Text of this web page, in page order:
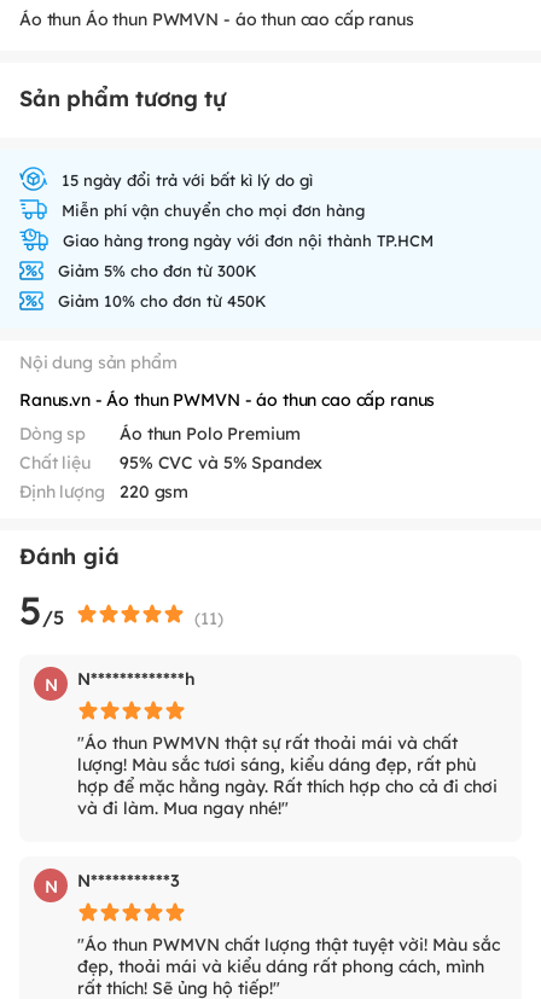
Áo thun Áo thun PWMVN - áo thun cao cấp ranus
Sản phẩm tương tự
15 ngày đổi trả với bất kì lý do gì
Miễn phí vận chuyển cho mọi đơn hàng
Giao hàng trong ngày với đơn nội thành TP.HCM
Giảm 5% cho đơn từ 300K
Giảm 10% cho đơn từ 450K
Nội dung sản phẩm
Ranus.vn - Áo thun PWMVN - áo thun cao cấp ranus
Dòng sp
Áo thun Polo Premium
Chất liệu
95% CVC và 5% Spandex
Định lượng
220 gsm
Đánh giá
5/5 (11)
N N*************h
"Áo thun PWMVN thật sự rất thoải mái và chất
lượng! Màu sắc tươi sáng, kiểu dáng đẹp, rất phù
hợp để mặc hằng ngày. Rất thích hợp cho cả đi chơi
và đi làm. Mua ngay nhé!"
N N***********3
"Áo thun PWMVN chất lượng thật tuyệt vời! Màu sắc
đẹp, thoải mái và kiểu dáng rất phong cách, mình
rất thích! Sẽ ủng hộ tiếp!"